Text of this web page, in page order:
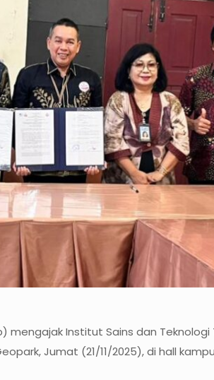
mengajak Institut Sains dan
Jumat (21/11/2025), di hall